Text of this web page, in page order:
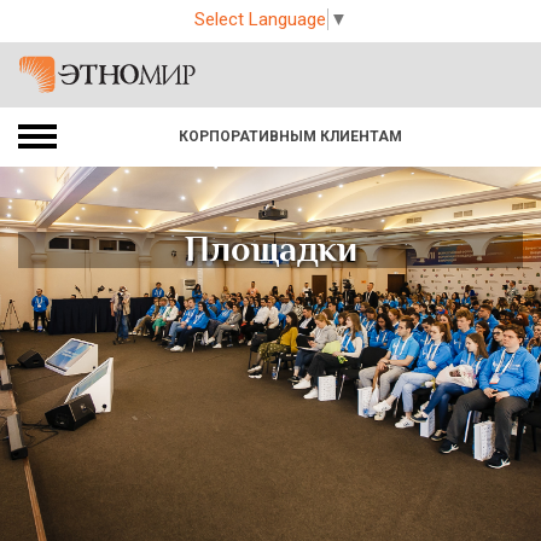
Select Language ▼
КОРПОРАТИВНЫМ КЛИЕНТАМ
Площадки